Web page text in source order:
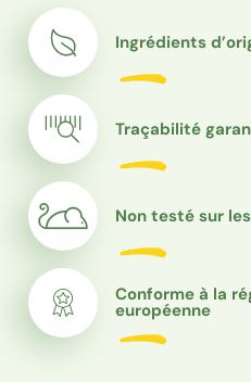
Ingrédients
Traçabilité
Non testé sur
Conforme à la
européenne